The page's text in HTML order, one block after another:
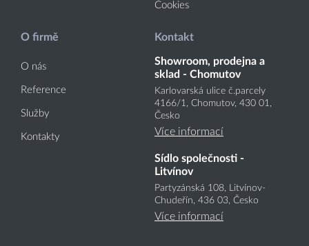
Cookies
O firmě
O nás
Reference
Služby
Kontakty
Kontakt
Showroom, prodejna a
sklad - Chomutov
Karlovarská ulice č.parcely
4166/1, Chomutov, 430 01,
Česko
Více informací
Sídlo společnosti -
Litvínov
Partyzánská 108, Litvínov-
Chudeřín, 436 03, Česko
Více informací